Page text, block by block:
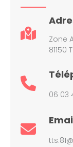
Zone
81150
06 03